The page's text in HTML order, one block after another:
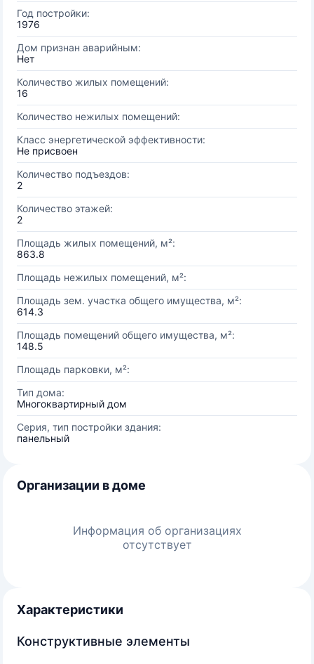
Год постройки:
1976
Дом признан аварийным:
Нет
Количество жилых помещений:
16
Количество нежилых помещений:
Класс энергетической эффективности:
Не присвоен
Количество подъездов:
2
Количество этажей:
2
Площадь жилых помещений, м²:
863.8
Площадь нежилых помещений, м²:
Площадь зем. участка общего имущества, м²:
614.3
Площадь помещений общего имущества, м²:
148.5
Площадь парковки, м²:
Тип дома:
Многоквартирный дом
Серия, тип постройки здания:
панельный
Организации в доме
Информация об организациях
отсутствует
Характеристики
Конструктивные элементы